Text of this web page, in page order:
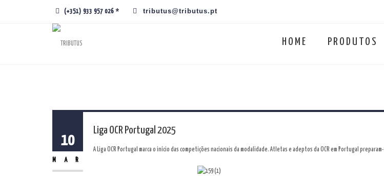
(+351) 933 957 026 * tributus@tributus.pt
HOME PRODUTOS
10
MAR
Liga OCR Portugal 2025
A Liga OCR Portugal marca o início das competições nacionais da modalidade. Atletas e adeptos da OCR em Portugal